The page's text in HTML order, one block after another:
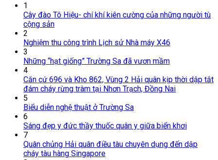
1
Cây đào Tô Hiệu- chí khí kiên cường của những người tù
cộng sản
2
Nghiệm thu công trình Lịch sử Nhà máy X46
3
Những “hạt giống” Trường Sa đã vươn mầm
4
Căn cứ 696 và Kho 862, Vùng 2 Hải quân kịp thời dập tắt
đám cháy rừng tràm tại Nhơn Trạch, Đồng Nai
5
Biểu diễn nghệ thuật ở Trường Sa
6
Sáng đẹp y đức thầy thuốc quân y giữa biển khơi
7
Quân chủng Hải quân điều tàu chuyên dụng đến dập
cháy tàu hàng Singapore